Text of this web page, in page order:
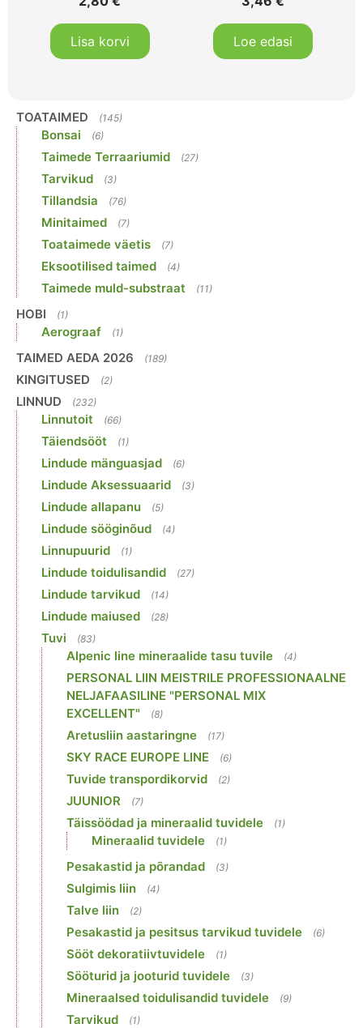
Lisa korvi Loe edasi
TOATAIMED (145)
Bonsai (6)
Taimede Terraariumid (27)
Tarvikud (3)
Tillandsia (76)
Minitaimed (7)
Toataimede väetis (7)
Eksootilised taimed (4)
Taimede muld-substraat (11)
HOBI (1)
Aerograaf (1)
TAIMED AEDA 2026 (189)
KINGITUSED (2)
LINNUD (232)
Linnutoit (66)
Täiendsööt (1)
Lindude mänguasjad (6)
Lindude Aksessuaarid (3)
Lindude allapanu (5)
Lindude sööginõud (4)
Linnupuurid (1)
Lindude toidulisandid (27)
Lindude tarvikud (14)
Lindude maiused (28)
Tuvi (83)
Alpenic line mineraalide tasu tuvile (4)
PERSONAL LIIN MEISTRILE PROFESSIONAALNE
NELJAFAASILINE "PERSONAL MIX
EXCELLENT"
(8)
Aretusliin aastaringne (17)
SKY RACE EUROPE LINE (6)
Tuvide transpordikorvid (2)
JUUNIOR (7)
Täissöödad ja mineraalid tuvidele (1)
Mineraalid tuvidele (1)
Pesakastid ja põrandad (3)
Sulgimis liin (4)
Talve liin (2)
Pesakastid ja pesitsus tarvikud tuvidele (6)
Sööt dekoratiivtuvidele (1)
Sööturid ja jooturid tuvidele (3)
Mineraalsed toidulisandid tuvidele (9)
Tarvikud (1)